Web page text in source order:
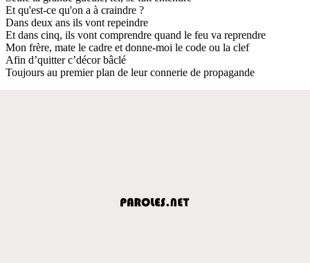
Et qu'est-ce qu'on a à craindre ?
Dans deux ans ils vont repeindre
Et dans cinq, ils vont comprendre quand le feu va reprendre
Mon frère, mate le cadre et donne-moi le code ou la clef
Afin d’quitter c’décor bâclé
Toujours au premier plan de leur connerie de propagande